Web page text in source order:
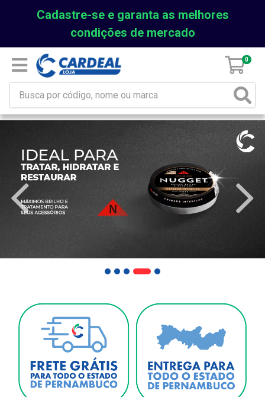
Cadastre-se e garanta as melhores
condições de mercado
0